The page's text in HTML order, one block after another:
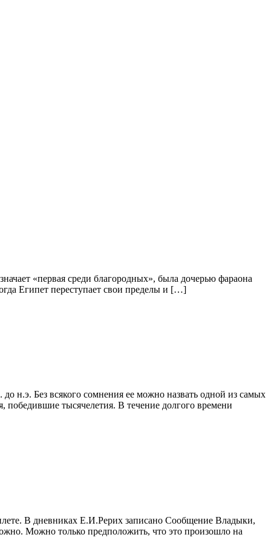
«первая среди благородных», была дочерью фараона
Египет переступает свои пределы и […]
н.э. Без всякого сомнения ее можно назвать одной из самых
тысячелетия. В течение долгого времени
В дневниках Е.И.Рерих записано Сообщение Владыки,
Можно только предположить, что это произошло на